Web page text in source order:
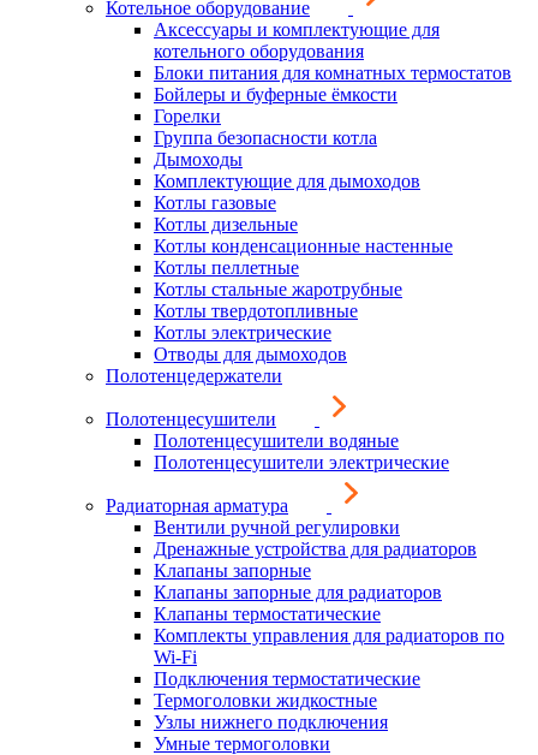
Котельное оборудование
Аксессуары и комплектующие для
котельного оборудования
Блоки питания для комнатных термостатов
Бойлеры и буферные ёмкости
Горелки
Группа безопасности котла
Дымоходы
Комплектующие для дымоходов
Котлы газовые
Котлы дизельные
Котлы конденсационные настенные
Котлы пеллетные
Котлы стальные жаротрубные
Котлы твердотопливные
Котлы электрические
Отводы для дымоходов
Полотенцедержатели
Полотенцесушители
Полотенцесушители водяные
Полотенцесушители электрические
Радиаторная арматура
Вентили ручной регулировки
Дренажные устройства для радиаторов
Клапаны запорные
Клапаны запорные для радиаторов
Клапаны термостатические
Комплекты управления для радиаторов по
Wi-Fi
Подключения термостатические
Термоголовки жидкостные
Узлы нижнего подключения
Умные термоголовки